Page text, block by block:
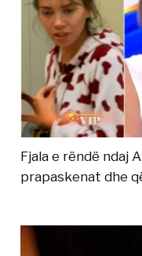
Fjala e rëndë ndaj
prapaskenat dhe